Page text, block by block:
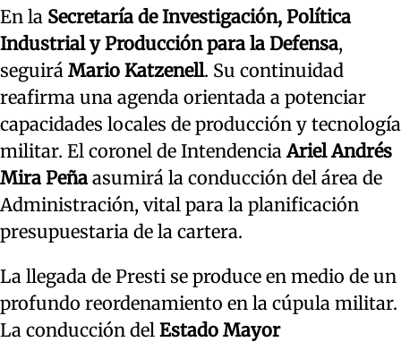
En la Secretaría de Investigación, Política
Industrial y Producción para la Defensa,
seguirá Mario Katzenell. Su continuidad
reafirma una agenda orientada a potenciar
capacidades locales de producción y tecnología
militar. El coronel de IntendenciaAriel Andrés
Mira Peña asumirá la conducción del área de
Administración, vital para la planificación
presupuestaria de la cartera.
La llegada de Presti se produce en medio de un
profundo reordenamiento en la cúpula militar.
La conducción del Estado Mayor